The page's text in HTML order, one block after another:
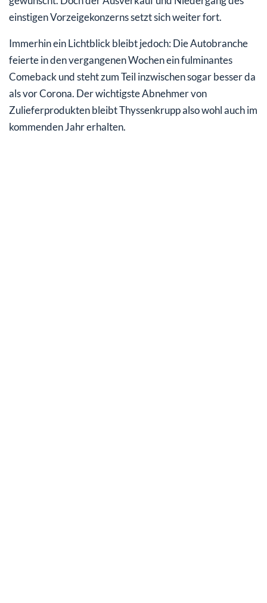
einstigen Vorzeigekonzerns setzt sich weiter fort.
Immerhin ein Lichtblick bleibt jedoch: Die Autobranche
feierte in den vergangenen Wochen ein fulminantes
Comeback und steht zum Teil inzwischen sogar besser da
als vor Corona. Der wichtigste Abnehmer von
Zulieferprodukten bleibt Thyssenkrupp also wohl auch im
kommenden Jahr erhalten.